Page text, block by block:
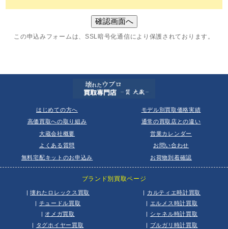
この申込みフォームは、SSL暗号化通信により保護されております。
はじめての方へ
モデル別買取価格実績
高価買取への取り組み
通常の買取店との違い
大蔵会社概要
営業カレンダー
よくある質問
お問い合わせ
無料宅配キットのお申込み
お荷物到着確認
ブランド別買取ページ
|壊れたロレックス買取
| チュードル買取
オメガ買取
| タグホイヤー買取
| カルティエ時計買取
| エルメス時計買取
シャネル時計買取
| ブルガリ時計買取